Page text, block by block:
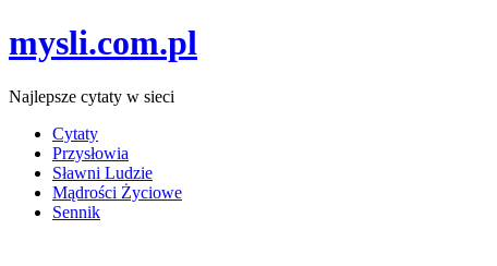
mysli.com.pl
Najlepsze cytaty w sieci
Cytaty
Przysłowia
Sławni Ludzie
Mądrości Życiowe
Sennik